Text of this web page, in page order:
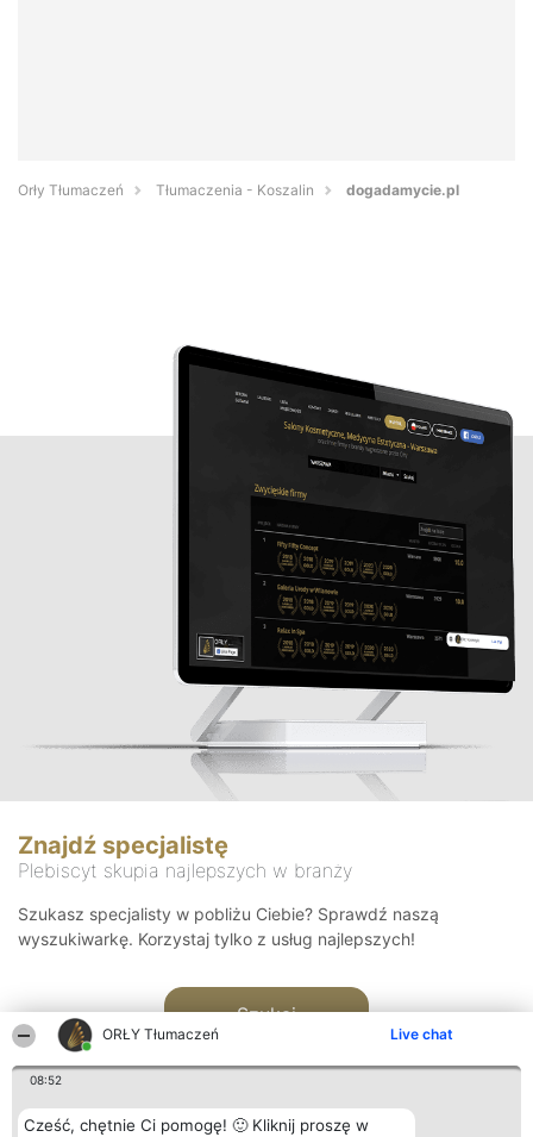
ORŁY Tłumaczeń Live chat
08:52
Cześć, chętnie Ci pomogę! 🙂 Kliknij proszę w
Orły Tłumaczeń Tłumaczenia - Koszalin dogadamycie.pl
Znajdź specjalistę
Plebiscyt skupia najlepszych w branży
Szukasz specjalisty w pobliżu Ciebie? Sprawdź naszą
wyszukiwarkę. Korzystaj tylko z usług najlepszych!
Szukaj